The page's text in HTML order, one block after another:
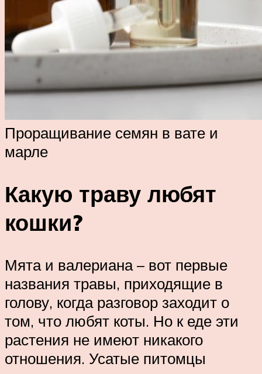
Проращивание семян в вате и
марле
Какую траву любят
кошки?
Мята и валериана – вот первые
названия травы, приходящие в
голову, когда разговор заходит о
том, что любят коты. Но к еде эти
растения не имеют никакого
отношения. Усатые питомцы